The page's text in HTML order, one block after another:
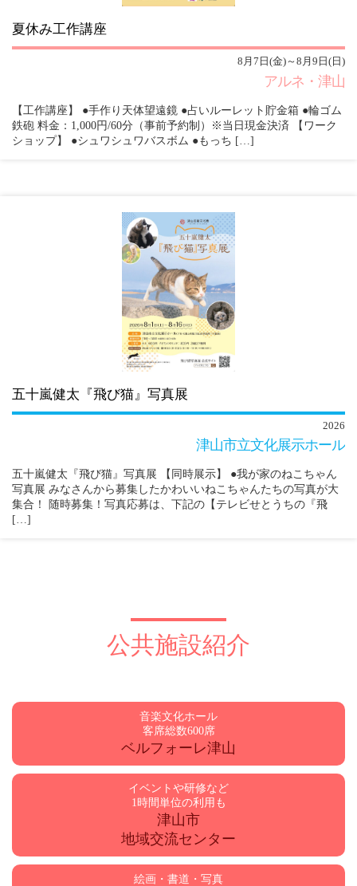
夏休み工作講座
8月7日(金)～8月9日(日)
アルネ・津山
【工作講座】 ●手作り天体望遠鏡 ●占いルーレット貯金箱 ●輪ゴム
鉄砲 料金：1,000円/60分（事前予約制）※当日現金決済 【ワーク
ショップ】 ●シュワシュワバスボム ●もっち […]
五十嵐健太『飛び猫』写真展
2026
津山市立文化展示ホール
五十嵐健太『飛び猫』写真展 【同時展示】 ●我が家のねこちゃん
写真展 みなさんから募集したかわいいねこちゃんたちの写真が大
集合！ 随時募集！写真応募は、下記の【テレビせとうちの『飛
[…]
公共施設紹介
音楽文化ホール
客席総数600席
ベルフォーレ津山
イベントや研修など
1時間単位の利用も
津山市
地域交流センター
絵画・書道・写真